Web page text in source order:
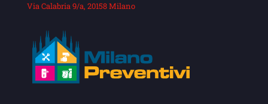
Via Calabria 9/a, 20158 Milano